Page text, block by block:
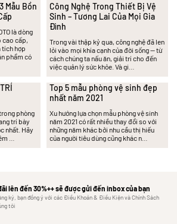
Mẫu Bồn
là dòng
cấp,
tích hợp
phẩm có
Công Nghệ Trong Thiết Bị Vệ
Sinh – Tương Lai Của Mọi Gia
Đình
Trong vài thập kỷ qua, công nghệ đã len
lỏi vào mọi khía cạnh của đời sống — từ
cách chúng ta nấu ăn, giải trí cho đến
việc quản lý sức khỏe. Và gi…
phòng
trí bày
nhất. Hãy
…
Top 5 mẫu phòng vệ sinh đẹp
nhất năm 2021
Xu hướng lựa chọn mẫu phòng vệ sinh
năm 2021 có rất nhiều thay đổi so với
những năm khác bởi nhu cầu thị hiếu
của người tiêu dùng cũng khác n…
lên đến 30%++ sẽ được gửi đến inbox của bạn
ký, bạn đồng ý với các Điều Khoản & Điều Kiện và Chính Sách
tôi